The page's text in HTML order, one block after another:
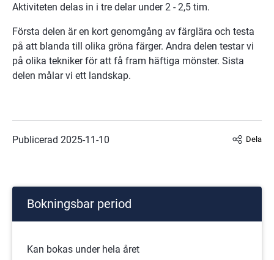
Aktiviteten delas in i tre delar under 2 - 2,5 tim.
Första delen är en kort genomgång av färglära och testa
på att blanda till olika gröna färger. Andra delen testar vi
på olika tekniker för att få fram häftiga mönster. Sista
delen målar vi ett landskap.
Publicerad 2025-11-10 Dela
Bokningsbar period
Kan bokas under hela året